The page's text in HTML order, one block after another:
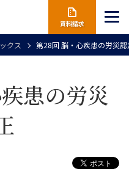
資料請求
クス 第28回 脳・心疾患の労災
患の労災